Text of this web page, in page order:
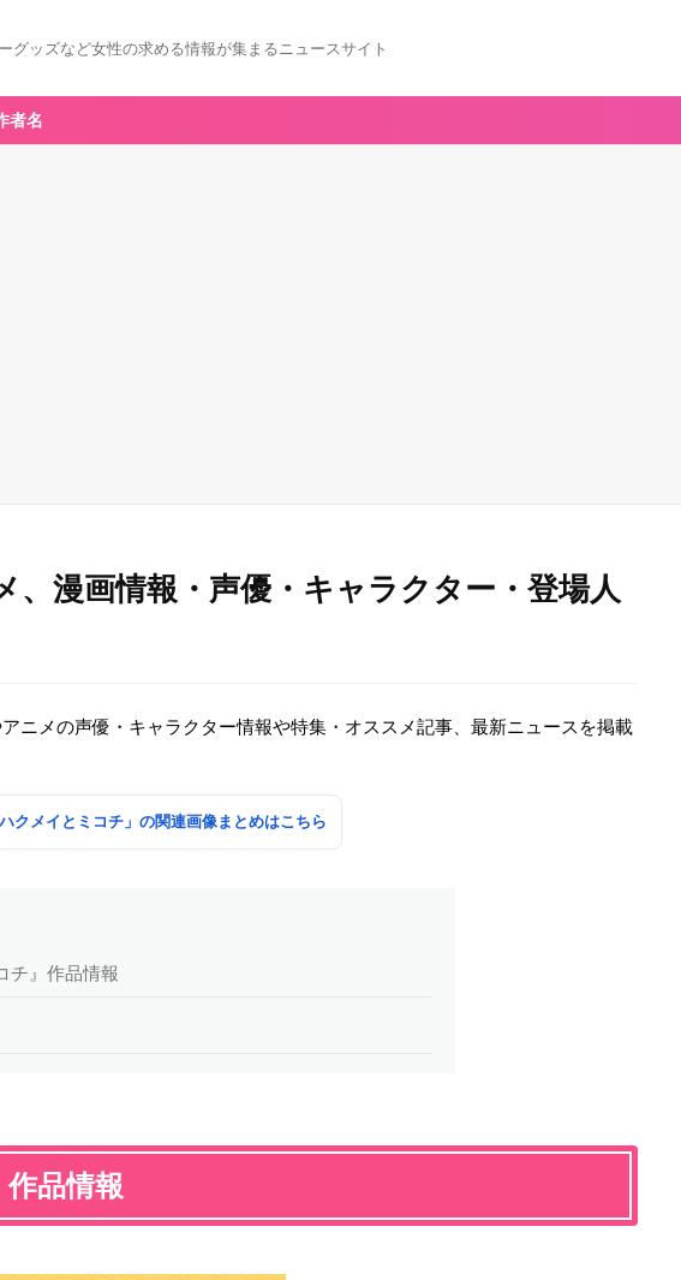
グッズなど女性の求める情報が集まるニュースサイト
者名
漫画情報・声優・キャラクター・登場人
ニメの声優・キャラクター情報や特集・オススメ記事、最新ニュースを掲載
クメイとミコチ」の関連画像まとめはこちら
チ』作品情報
品情報